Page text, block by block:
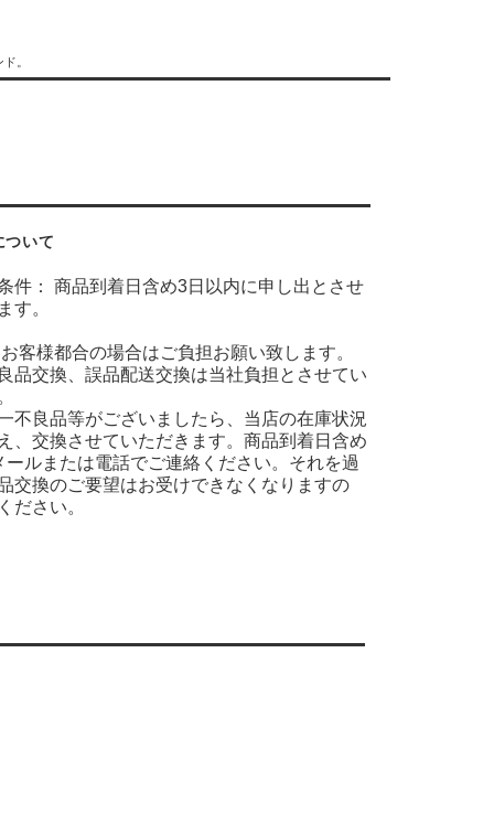
。
ついて
件： 商品到着日含め3日以内に申し出とさせ
す。
客様都合の場合はご負担お願い致します。
品交換、誤品配送交換は当社負担とさせてい
不良品等がございましたら、当店の在庫状況
、交換させていただきます。商品到着日含め
ールまたは電話でご連絡ください。それを過
交換のご要望はお受けできなくなりますの
ださい。